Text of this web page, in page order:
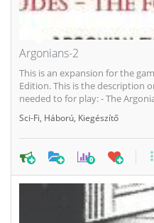
Argonians-2
This is an expansion for the
Edition. This is the description
needed to for play: - The
Sci-Fi Háború Kiegészítő
0